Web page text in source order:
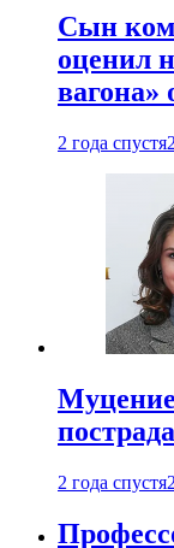
Сын
оценил
2 года спустя
2 года спустя